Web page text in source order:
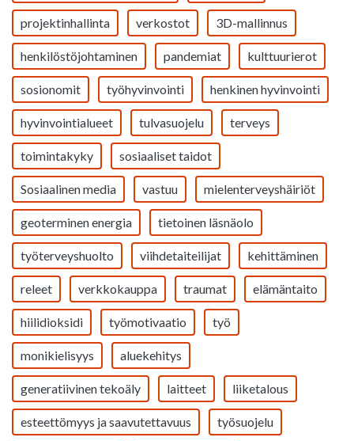
projektinhallinta verkostot 3D-mallinnus
henkilöstöjohtaminen pandemiat kulttuurierot
sosionomit työhyvinvointi henkinen hyvinvointi
hyvinvointialueet tulvasuojelu terveys
toimintakyky sosiaaliset taidot
Sosiaalinen media vastuu mielenterveyshäiriöt
geoterminen energia tietoinen läsnäolo
työterveyshuolto viihdetaiteilijat kehittäminen
releet verkkokauppa traumat elämäntaito
hiilidioksidi työmotivaatio työ
monikielisyys aluekehitys
generatiivinen tekoäly laitteet liiketalous
esteettömyys ja saavutettavuus työsuojelu